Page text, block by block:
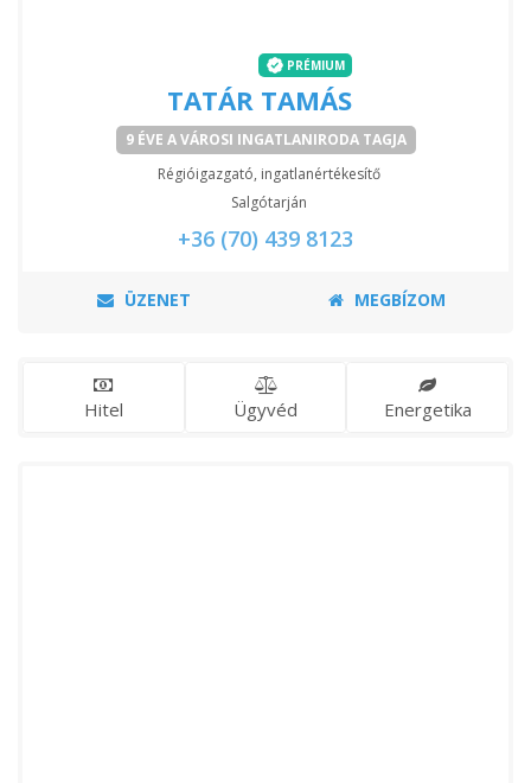
PRÉMIUM
TATÁR TAMÁS
9 ÉVE A VÁROSI INGATLANIRODA TAGJA
Régióigazgató, ingatlanértékesítő
Salgótarján
+36 (70) 439 8123
ÜZENET MEGBÍZOM
Hitel Ügyvéd Energetika